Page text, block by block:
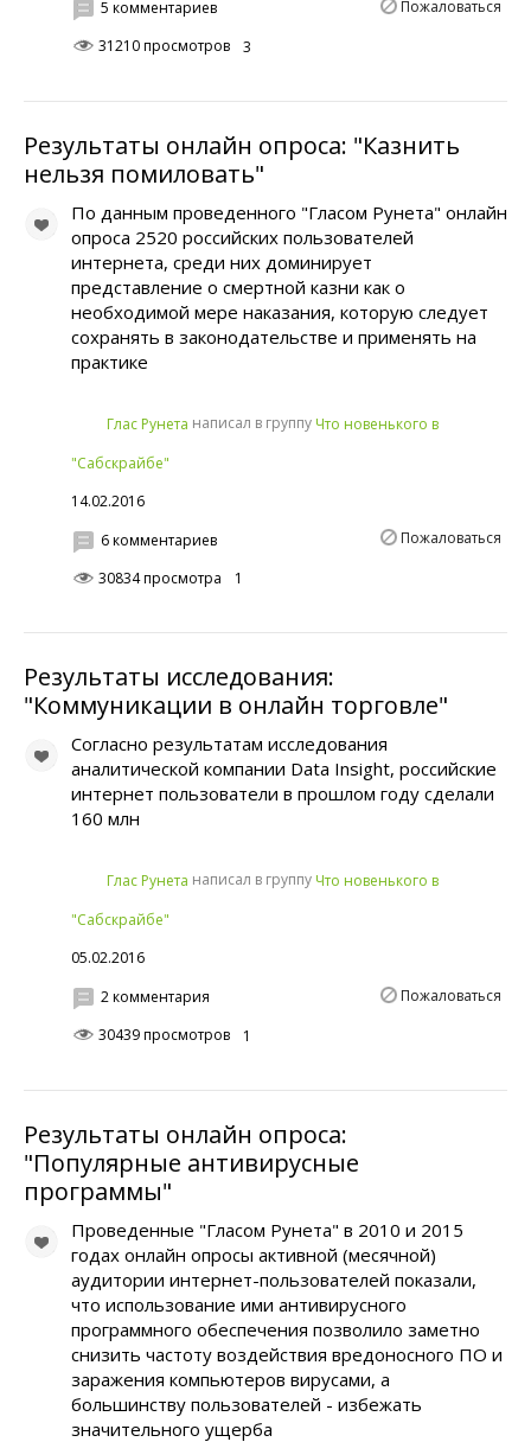
Пожаловаться
5 комментариев
31210 просмотров
3
Результаты онлайн опроса: "Казнить
нельзя помиловать"
По данным проведенного "Гласом Рунета" онлайн
опроса 2520 российских пользователей
интернета, среди них доминирует
представление о смертной казни как о
необходимой мере наказания, которую следует
сохранять в законодательстве и применять на
практике
Глас Рунета написал в группу Что новенького в
"Сабскрайбе"
14.02.2016
Пожаловаться
6 комментариев
30834 просмотра
1
Результаты исследования:
"Коммуникации в онлайн торговле"
Согласно результатам исследования
аналитической компании Data Insight, российские
интернет пользователи в прошлом году сделали
160 млн
Глас Рунета написал в группу Что новенького в
"Сабскрайбе"
05.02.2016
Пожаловаться
2 комментария
30439 просмотров
1
Результаты онлайн опроса:
"Популярные антивирусные
программы"
Проведенные "Гласом Рунета" в 2010 и 2015
годах онлайн опросы активной (месячной)
аудитории интернет-пользователей показали,
что использование ими антивирусного
программного обеспечения позволило заметно
снизить частоту воздействия вредоносного ПО и
заражения компьютеров вирусами, а
большинству пользователей - избежать
значительного ущерба